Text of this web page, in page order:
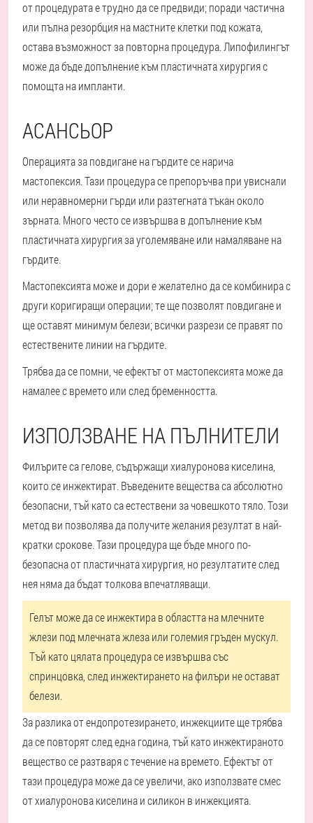
от процедурата е трудно да се предвиди; поради частична
или пълна резорбция на мастните клетки под кожата,
остава възможност за повторна процедура. Липофилингът
може да бъде допълнение към пластичната хирургия с
помощта на импланти.
АСАНСЬОР
Операцията за повдигане на гърдите се нарича
мастопексия. Тази процедура се препоръчва при увиснали
или неравномерни гърди или разтегната тъкан около
зърната. Много често се извършва в допълнение към
пластичната хирургия за уголемяване или намаляване на
гърдите.
Мастопексията може и дори е желателно да се комбинира с
други коригиращи операции; те ще позволят повдигане и
ще оставят минимум белези; всички разрези се правят по
естествените линии на гърдите.
Трябва да се помни, че ефектът от мастопексията може да
намалее с времето или след бременността.
ИЗПОЛЗВАНЕ НА ПЪЛНИТЕЛИ
Филърите са гелове, съдържащи хиалуронова киселина,
които се инжектират. Въведените вещества са абсолютно
безопасни, тъй като са естествени за човешкото тяло. Този
метод ви позволява да получите желания резултат в най-
кратки срокове. Тази процедура ще бъде много по-
безопасна от пластичната хирургия, но резултатите след
нея няма да бъдат толкова впечатляващи.
Гелът може да се инжектира в областта на млечните
жлези под млечната жлеза или големия гръден мускул.
Тъй като цялата процедура се извършва със
спринцовка, след инжектирането на филъри не остават
белези.
За разлика от ендопротезирането, инжекциите ще трябва
да се повторят след една година, тъй като инжектираното
вещество се разтваря с течение на времето. Ефектът от
тази процедура може да се увеличи, ако използвате смес
от хиалуронова киселина и силикон в инжекцията.